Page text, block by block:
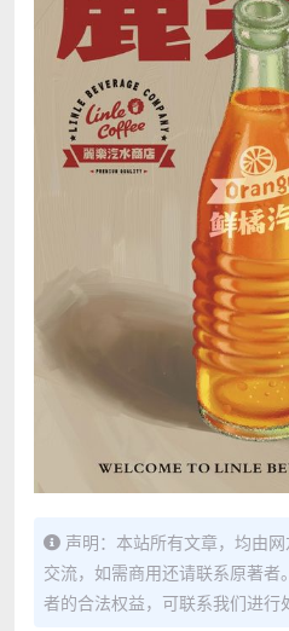
声明：本站所有文章，均由
交流，如需商用还请联系原著者
者的合法权益，可联系我们进行